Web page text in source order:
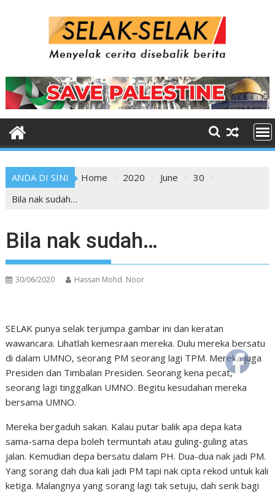
ANDA DI SINI Home 2020 June
30
Bila nak sudah…
Bila nak sudah…
30/06/2020 Hassan Mohd. Noor
SELAK punya selak terjumpa gambar ini dan keratan
wawancara. Lihatlah kemesraan mereka. Dulu mereka bersatu
di dalam UMNO, seorang PM seorang lagi TPM. Mereka juga
Presiden dan Timbalan Presiden. Seorang kena pecat,
seorang lagi tinggalkan UMNO. Begitu kesudahan mereka
bersama UMNO.
Mereka bergaduh sakan. Kalau putar balik apa depa kata
sama-sama depa boleh termuntah atau guling-guling atas
jalan. Kemudian depa bersatu dalam PH. Dua-dua nak jadi PM.
Yang sorang dah dua kali jadi PM tapi nak cipta rekod untuk kali
ketiga. Malangnya yang sorang lagi tak setuju, dah serik bagi